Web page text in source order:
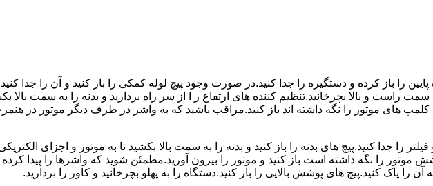
را باز کرده و دستگیره را جدا کنید.در صورت وجود پیچ لوله کمکی را باز کنید و آن را جدا
سمت راست و بالا بچرخانید.تنظیم کننده های ارتفاع ر ا از سر راه بردارید و بدنه را به سمت بالا
کلمپ های موتور را نگه داشته اند باز کنید.مراقب باشید که به واشر در طرف دیگر موتور در
را جدا کنید.پیچ های بدنه را باز کنید و بدنه را به سمت بالا بکشید تا به موتور و اجزای
را نگه داشته است باز کنید و موتور را بیرون آورید.مطمئن شوید که واشرها را پیدا کرده
کنید.پیچ های پوشش بالایی را باز کنید.دستگاه را به پهلو بچرخانید و کاور را بردارید.